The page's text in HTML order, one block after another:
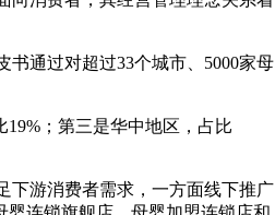
书通过对超过33个城市、5000家母
；第三是华中地区，占比
下游消费者需求，一方面线下推广